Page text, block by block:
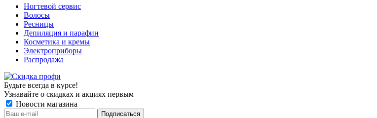
Ногтевой сервис
Волосы
Ресницы
Депиляция и парафин
Косметика и кремы
Электроприборы
Распродажа
Будьте всегда в курсе!
Узнавайте о скидках и акциях первым
Новости магазина